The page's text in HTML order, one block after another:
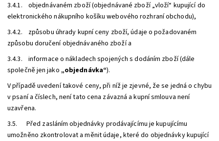
3.4.1. objednávaném zboží (objednávané zboží „vloží“ kupující do
elektronického nákupního košíku webového rozhraní obchodu),
3.4.2. způsobu úhrady kupní ceny zboží, údaje o požadovaném
způsobu doručení objednávaného zboží a
3.4.3. informace o nákladech spojených s dodáním zboží (dále
společně jen jako „objednávka“).
V případě uvedení takové ceny, při níž je zjevné, že se jedná o chybu
v psaní a číslech, není tato cena závazná a kupní smlouva není
uzavřena.
3.5. Před zasláním objednávky prodávajícímu je kupujícímu
umožněno zkontrolovat a měnit údaje, které do objednávky kupující